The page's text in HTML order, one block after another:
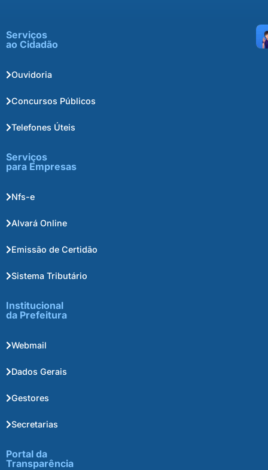
Serviços
ao Cidadão
Ouvidoria
Concursos Públicos
Telefones Úteis
Serviços
para Empresas
Nfs-e
Alvará Online
Emissão de Certidão
Sistema Tributário
Institucional
da Prefeitura
Webmail
Dados Gerais
Gestores
Secretarias
Portal da
Transparência